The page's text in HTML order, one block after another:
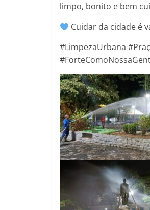
limpo, bonito e bem
Cuidar da cidade é
#LimpezaUrbana